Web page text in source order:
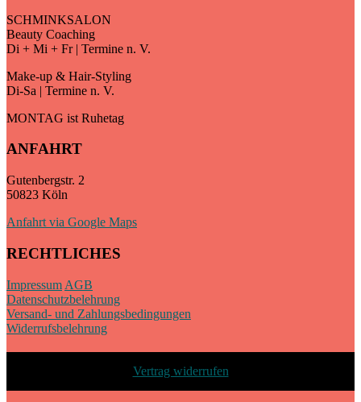
SCHMINKSALON
Beauty Coaching
Di + Mi + Fr | Termine n. V.
Make-up & Hair-Styling
Di-Sa | Termine n. V.
MONTAG ist Ruhetag
ANFAHRT
Gutenbergstr. 2
50823 Köln
Anfahrt via Google Maps
RECHTLICHES
Impressum AGB
Datenschutzbelehrung
Versand- und Zahlungsbedingungen
Widerrufsbelehrung
Vertrag widerrufen